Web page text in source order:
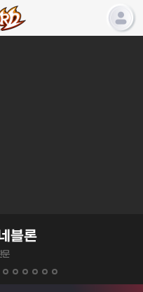
블론
문